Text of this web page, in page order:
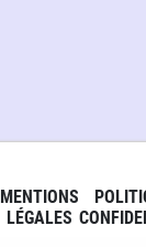
MENTIONS
LÉGALES